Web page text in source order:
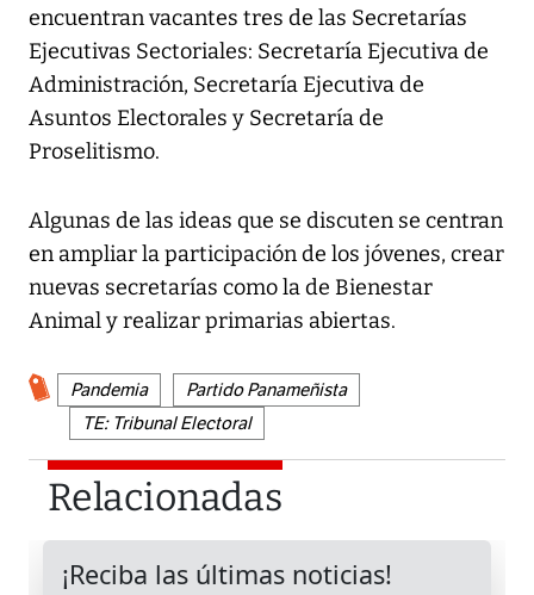
encuentran vacantes tres de las Secretarías
Ejecutivas Sectoriales: Secretaría Ejecutiva de
Administración, Secretaría Ejecutiva de
Asuntos Electorales y Secretaría de
Proselitismo.
Algunas de las ideas que se discuten se centran
en ampliar la participación de los jóvenes, crear
nuevas secretarías como la de Bienestar
Animal y realizar primarias abiertas.
Pandemia
Partido Panameñista
TE: Tribunal Electoral
Relacionadas